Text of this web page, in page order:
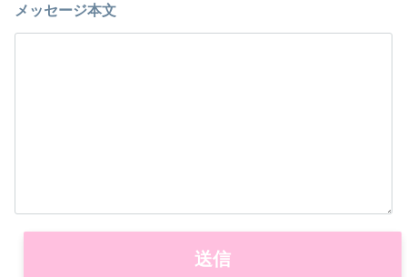
メッセージ本文